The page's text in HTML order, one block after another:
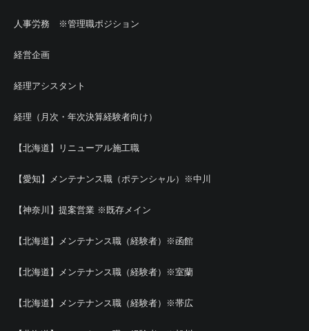
人事労務 ※管理職ポジション
経営企画
経理アシスタント
経理（月次・年次決算経験者向け）
【北海道】リニューアル施工職
【愛知】メンテナンス職（ポテンシャル）※中川
【神奈川】提案営業 ※既存メイン
【北海道】メンテナンス職（経験者）※函館
【北海道】メンテナンス職（経験者）※室蘭
【北海道】メンテナンス職（経験者）※帯広